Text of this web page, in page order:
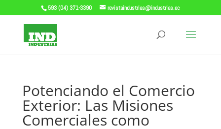
593 (04) 371-3390 revistaindustrias@industrias.ec
Potenciando el Comercio
Exterior: Las Misiones
Comerciales como